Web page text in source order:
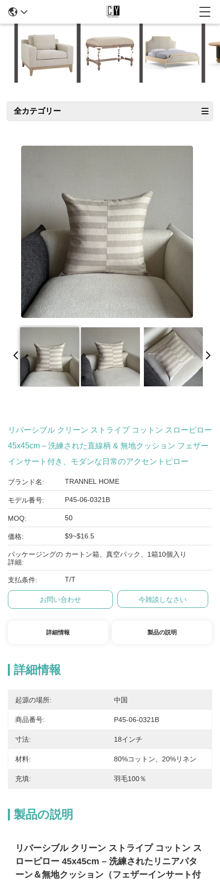
製品の詳細
全カテゴリー
リバーシブル クリーン ストライプ コットン スローピロー
45x45cm – 洗練された直線柄 & 無地クッション フェザー
インサート付き、モダンな日常のアクセントピロー
ブランド名: TRANNEL HOME
モデル番号: P45-06-0321B
MOQ: 50
価格: $9~$16.5
パッケージングの
詳細:
カートン箱、真空パック、1箱10個入り
支払条件: T/T
お問い合わせ 今雑談しなさい
詳細情報 製品の説明
詳細情報
起源の場所: 中国
商品番号: P45-06-0321B
寸法: 18インチ
材料: 80%コットン、20%リネン
充填: 羽毛100％
製品の説明
リバーシブル クリーン ストライプ コットン ス
ローピロー 45x45cm – 洗練されたリニアパタ
ーン＆無地クッション（フェザーインサート付